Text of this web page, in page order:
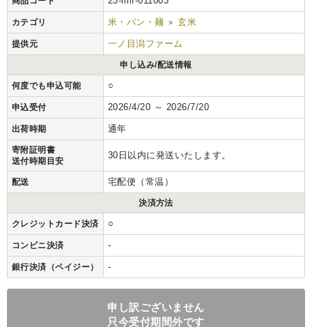
カテゴリ 米・パン・麺 > 玄米
提供元 一ノ目潟ファーム
申し込み/配送情報
何度でも申込可能 ○
申込受付 2026/4/20 ～ 2026/7/20
出荷時期 通年
寄附証明書
送付時期目安
30日以内に発送いたします。
配送 宅配便（常温）
決済方法
クレジットカード決済 ○
コンビニ決済 -
銀行決済（ペイジー） -
申し訳ございません
只今受付期間外です